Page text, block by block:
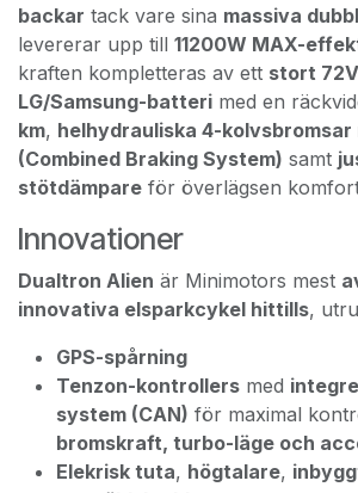
backar tack vare sina massiva
levererar upp till 11200W MAX-
kraften kompletteras av ett stort
LG/Samsung-batteri med en
km, helhydrauliska 4-kolvsbromsar
(Combined Braking System) samt
stötdämpare för överlägsen
Innovationer
Dualtron Alien är Minimotors mest
innovativa elsparkcykel hittills,
GPS-spårning
Tenzon-kontrollers med
system (CAN) för maximal
bromskraft, turbo-läge och
Elekrisk tuta, högtalare,